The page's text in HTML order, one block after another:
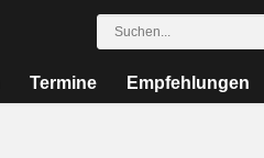
Termine Empfehlungen